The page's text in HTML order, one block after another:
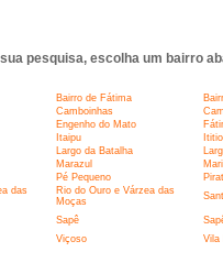
pesquisa, escolha um bairro
Bairro de Fátima
Camboinhas
Engenho do Mato
Itaipu
Largo da Batalha
Marazul
Pé Pequeno
das
Rio do Ouro e Várzea das
Moças
Sapê
Viçoso Vila